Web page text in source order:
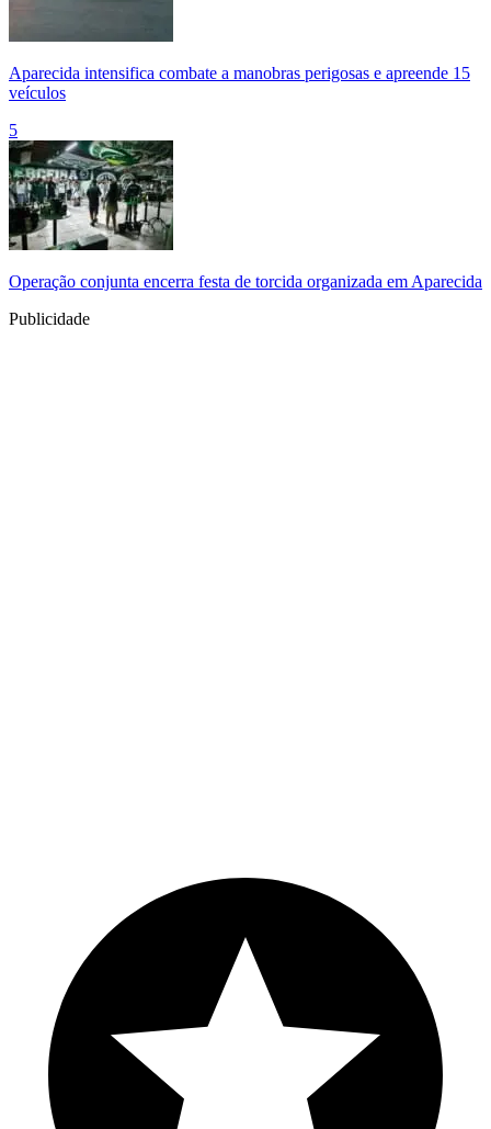
Aparecida intensifica combate a manobras perigosas e apreende 15
veículos
5
Operação conjunta encerra festa de torcida organizada em Aparecida
Publicidade